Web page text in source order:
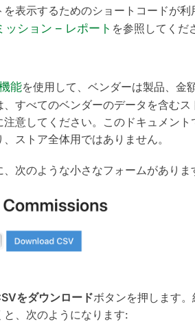
表示するためのショートコードが
ッション – レポート を参照してくだ
能を使用して、ベンダーは製品、金
、すべてのベンダーのデータを含む
意してください。このドキュメン
ストア全体用ではありません。
、次のような小さなフォームがありま
をダウンロードボタンを押します
と、次のようになります: